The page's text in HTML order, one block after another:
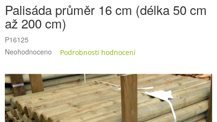
Palisáda průměr 16 cm (délka 50 cm
až 200 cm)
P16125
Průměrné
je
0,0
z
5
hvězdiček.
Neohodnoceno Podrobnosti hodnocení